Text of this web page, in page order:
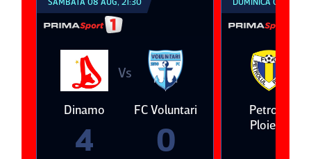
Dinamo
4
Vs
FC Voluntari
0
Petrolul
Ploieşti